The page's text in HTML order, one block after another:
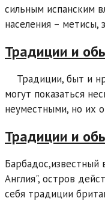
сильным испанским
населения – метисы,
Традиции и
Традиции, быт и
могут показаться
неуместными, но их
Традиции и
Барбадос,известный
Англия", остров
себя традиции